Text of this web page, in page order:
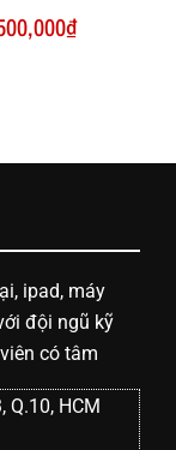
₫
ipad, máy
đội ngũ kỹ
có tâm
Q.10, HCM